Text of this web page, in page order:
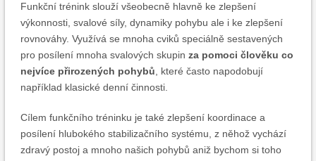
Funkční trénink slouží všeobecně hlavně ke zlepšení
výkonnosti, svalové síly, dynamiky pohybu ale i ke zlepšení
rovnováhy. Využívá se mnoha cviků speciálně sestavených
pro posílení mnoha svalových skupin za pomoci člověku co
nejvíce přirozených pohybů , které často napodobují
například klasické denní činnosti.
Cílem funkčního tréninku je také zlepšení koordinace a
posílení hlubokého stabilizačního systému, z něhož vychází
zdravý postoj a mnoho našich pohybů aniž bychom si toho